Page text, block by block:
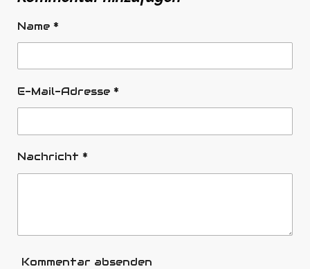
Name *
E-Mail-Adresse *
Nachricht *
Kommentar absenden